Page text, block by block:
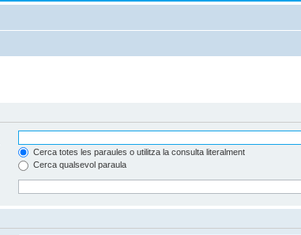
Cerca totes les paraules o utilitza la consulta literalment
Cerca qualsevol paraula